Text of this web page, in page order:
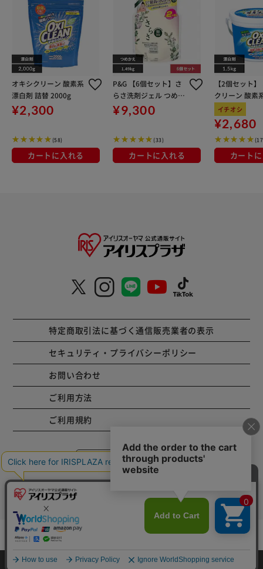
オキシクリーン 酸素系
漂白剤 詰替 2000g
¥2,300
(58)
カートに入れる
P&G 【6個セット】さ
らさ洗剤ジェル つめか
えウルトラジャンボサ
¥9,300
(33)
カートに入れる
【2個セット
クリーン 酸素
1.5kg
イチオシ
¥2,680
カート
特定商取引法に基づく通信販売業者の表示
セキュリティ・プライバシーポリシー
お問い合わせ
ご利用方法
ご利用規約
コーポレートサイト
Copyright © 2001 IRISPLAZA. ALL Rights Reserved.